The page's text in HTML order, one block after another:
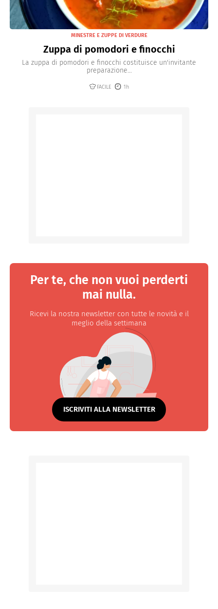
MINESTRE E ZUPPE DI VERDURE
Zuppa di pomodori e finocchi
La zuppa di pomodori e finocchi costituisce un'invitante
preparazione...
FACILE 1h
Per te, che non vuoi perderti
mai nulla.
Ricevi la nostra newsletter con tutte le novità e il
meglio della settimana
ISCRIVITI ALLA NEWSLETTER